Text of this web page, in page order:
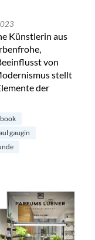
Künstlerin aus
von
stellt
der
von Beatriz Milhazes“
gaugin